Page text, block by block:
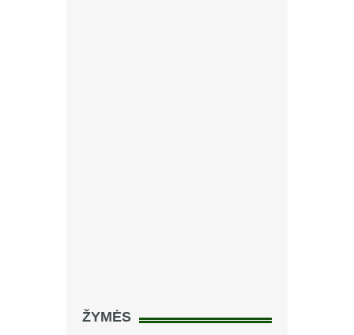
ŽYMĖS